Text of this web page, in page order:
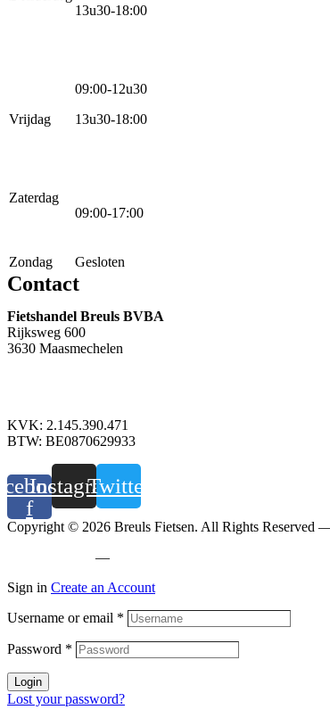
13u30-18:00
Vrijdag
09:00-12u30
13u30-18:00
Zaterdag
09:00-17:00
Zondag Gesloten
Contact
Fietshandel Breuls BVBA
Rijksweg 600
3630 Maasmechelen
KVK: 2.145.390.471
BTW: BE0870629933
f
Instagram
Twitter
Copyright © 2026 Breuls Fietsen. All Rights Reserved
—
Sign in Create an Account
Username or email *
Password *
Login
Lost your password?